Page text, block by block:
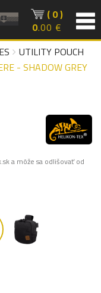
( 0 )
0.00 €
UTILITY POUCH
- SHADOW GREY
a môže sa odlišovať od